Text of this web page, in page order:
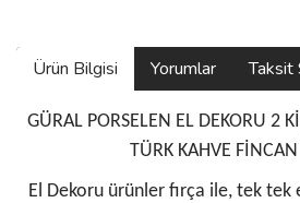
Ürün Bilgisi Yorumlar Taksit
GÜRAL PORSELEN EL DEKORU 2
TÜRK KAHVE
El Dekoru ürünler fırça ile, tek tek